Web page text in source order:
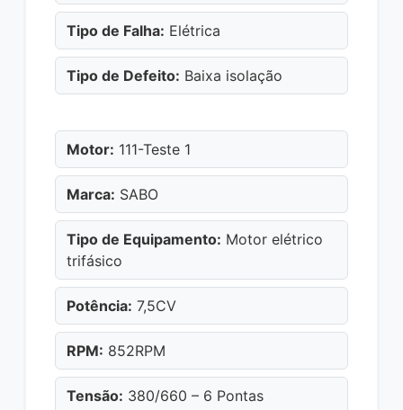
Tipo de Falha: Elétrica
Tipo de Defeito: Baixa isolação
Motor: 111-Teste 1
Marca: SABO
Tipo de Equipamento: Motor elétrico
trifásico
Potência: 7,5CV
RPM: 852RPM
Tensão: 380/660 – 6 Pontas